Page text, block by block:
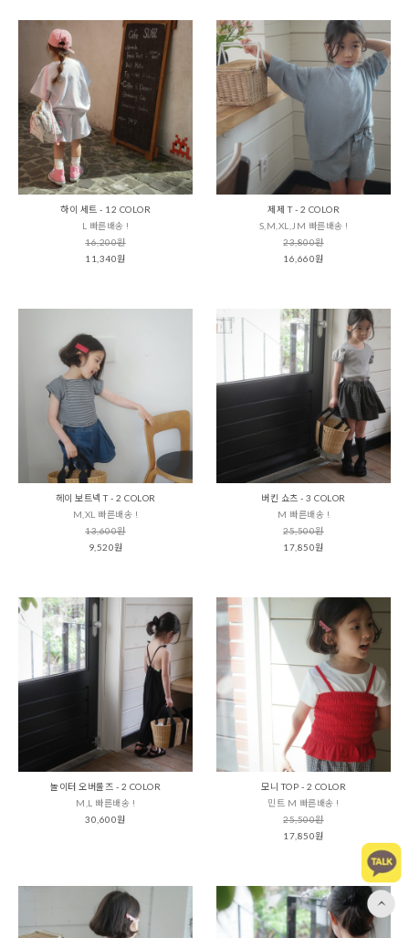
하이 세트 - 12 COLOR
L 빠른배송 !
16,200원
11,340원
제제 T - 2 COLOR
S,M,XL,JM 빠른배송 !
23,800원
16,660원
헤이 보트넥 T - 2 COLOR
M,XL 빠른배송 !
13,600원
9,520원
버킨 쇼츠 - 3 COLOR
M 빠른배송 !
25,500원
17,850원
놀이터 오버롤즈 - 2 COLOR
M,L 빠른배송 !
30,600원
모니 TOP - 2 COLOR
민트 M 빠른배송 !
25,500원
17,850원